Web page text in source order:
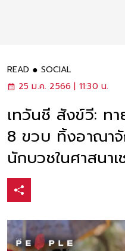
READ
SOCIAL
25 ม.ค. 2566 | 11:30 น.
เทวันชี สังข์วี: ท
8 ขวบ ทิ้งอาณาจั
นักบวชในศาสนาเ